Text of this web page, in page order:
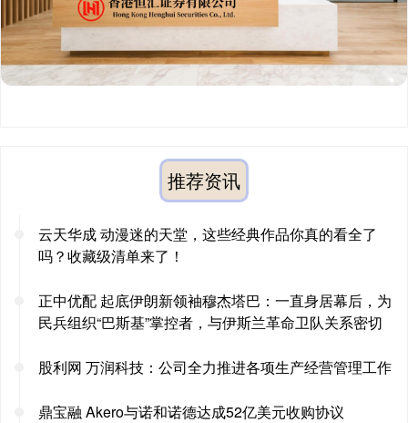
推荐资讯
云天华成 动漫迷的天堂，这些经典作品你真的看全了
吗？收藏级清单来了！
正中优配 起底伊朗新领袖穆杰塔巴：一直身居幕后，为
民兵组织“巴斯基”掌控者，与伊斯兰革命卫队关系密切
股利网 万润科技：公司全力推进各项生产经营管理工作
鼎宝融 Akero与诺和诺德达成52亿美元收购协议